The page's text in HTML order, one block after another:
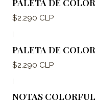
PALETA DE
$2.290 CLP
PALETA DE
$2.290 CLP
|
NOTAS